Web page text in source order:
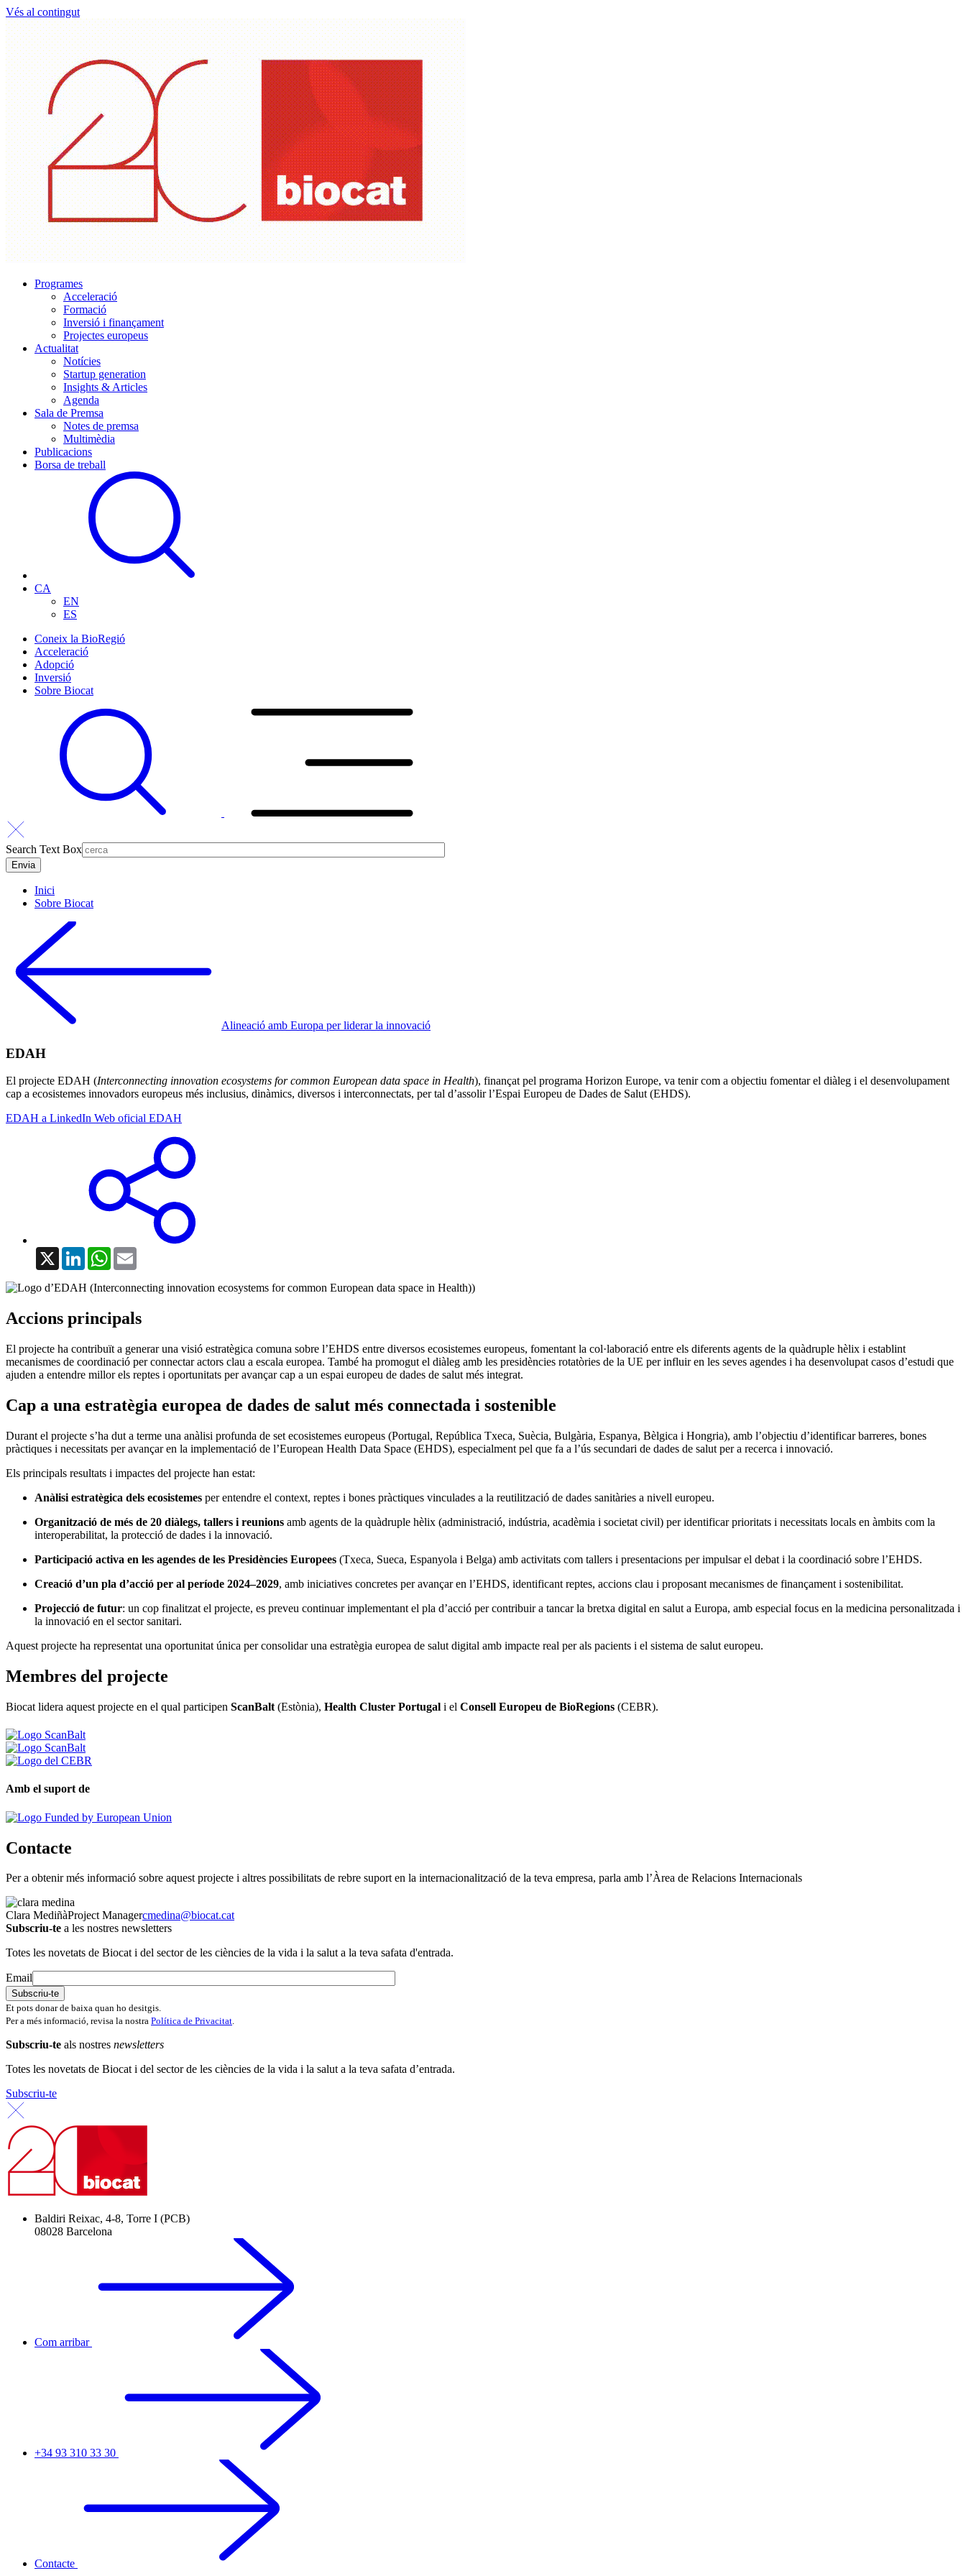
Vés al contingut
Programes
Acceleració
Formació
Inversió i finançament
Projectes europeus
Actualitat
Notícies
Startup generation
Insights & Articles
Agenda
Sala de Premsa
Notes de premsa
Multimèdia
Publicacions
Borsa de treball
CA
EN
ES
Coneix la BioRegió
Acceleració
Adopció
Inversió
Sobre Biocat
Search Text Box
Inici
Sobre Biocat
Alineació amb Europa per liderar la innovació
EDAH
El projecte EDAH (Interconnecting innovation ecosystems for common European data space in Health), finançat pel programa Horizon Europe, va tenir com a objectiu fomentar el diàleg i el desenvolupament
cap a ecosistemes innovadors europeus més inclusius, dinàmics, diversos i interconnectats, per tal d’assolir l’Espai Europeu de Dades de Salut (EHDS).
EDAH a LinkedIn Web oficial EDAH
X LinkedInWhatsApp
Accions principals
El projecte ha contribuït a generar una visió estratègica comuna sobre l’EHDS entre diversos ecosistemes europeus, fomentant la col·laboració entre els diferents agents de la quàdruple hèlix i establint
mecanismes de coordinació per connectar actors clau a escala europea. També ha promogut el diàleg amb les presidències rotatòries de la UE per influir en les seves agendes i ha desenvolupat casos d’estudi que
ajuden a entendre millor els reptes i oportunitats per avançar cap a un espai europeu de dades de salut més integrat.
Cap a una estratègia europea de dades de salut més connectada i sostenible
Durant el projecte s’ha dut a terme una anàlisi profunda de set ecosistemes europeus (Portugal, República Txeca, Suècia, Bulgària, Espanya, Bèlgica i Hongria), amb l’objectiu d’identificar barreres, bones
pràctiques i necessitats per avançar en la implementació de l’European Health Data Space (EHDS), especialment pel que fa a l’ús secundari de dades de salut per a recerca i innovació.
Els principals resultats i impactes del projecte han estat:
Anàlisi estratègica dels ecosistemes per entendre el context, reptes i bones pràctiques vinculades a la reutilització de dades sanitàries a nivell europeu.
Organització de més de 20 diàlegs, tallers i reunions amb agents de la quàdruple hèlix (administració, indústria, acadèmia i societat civil) per identificar prioritats i necessitats locals en àmbits com la
interoperabilitat, la protecció de dades i la innovació.
Participació activa en les agendes de les Presidències Europees (Txeca, Sueca, Espanyola i Belga) amb activitats com tallers i presentacions per impulsar el debat i la coordinació sobre l’EHDS.
Creació d’un pla d’acció per al període 2024–2029, amb iniciatives concretes per avançar en l’EHDS, identificant reptes, accions clau i proposant mecanismes de finançament i sostenibilitat.
Projecció de futur: un cop finalitzat el projecte, es preveu continuar implementant el pla d’acció per contribuir a tancar la bretxa digital en salut a Europa, amb especial focus en la medicina personalitzada i
la innovació en el sector sanitari.
Aquest projecte ha representat una oportunitat única per consolidar una estratègia europea de salut digital amb impacte real per als pacients i el sistema de salut europeu.
Membres del projecte
Biocat lidera aquest projecte en el qual participen ScanBalt (Estònia), Health Cluster Portugal i el Consell Europeu de BioRegions (CEBR).
Amb el suport de
Contacte
Per a obtenir més informació sobre aquest projecte i altres possibilitats de rebre suport en la internacionalització de la teva empresa, parla amb l’Àrea de Relacions Internacionals
Clara MediñàProject Managercmedina@biocat.cat
Subscriu-te a les nostres newsletters
Totes les novetats de Biocat i del sector de les ciències de la vida i la salut a la teva safata d'entrada.
Email
Et pots donar de baixa quan ho desitgis.
Per a més informació, revisa la nostra Política de Privacitat.
Subscriu-te als nostres newsletters
Totes les novetats de Biocat i del sector de les ciències de la vida i la salut a la teva safata d’entrada.
Subscriu-te
Baldiri Reixac, 4-8, Torre I (PCB)
08028 Barcelona
Com arribar
+34 93 310 33 30
Contacte